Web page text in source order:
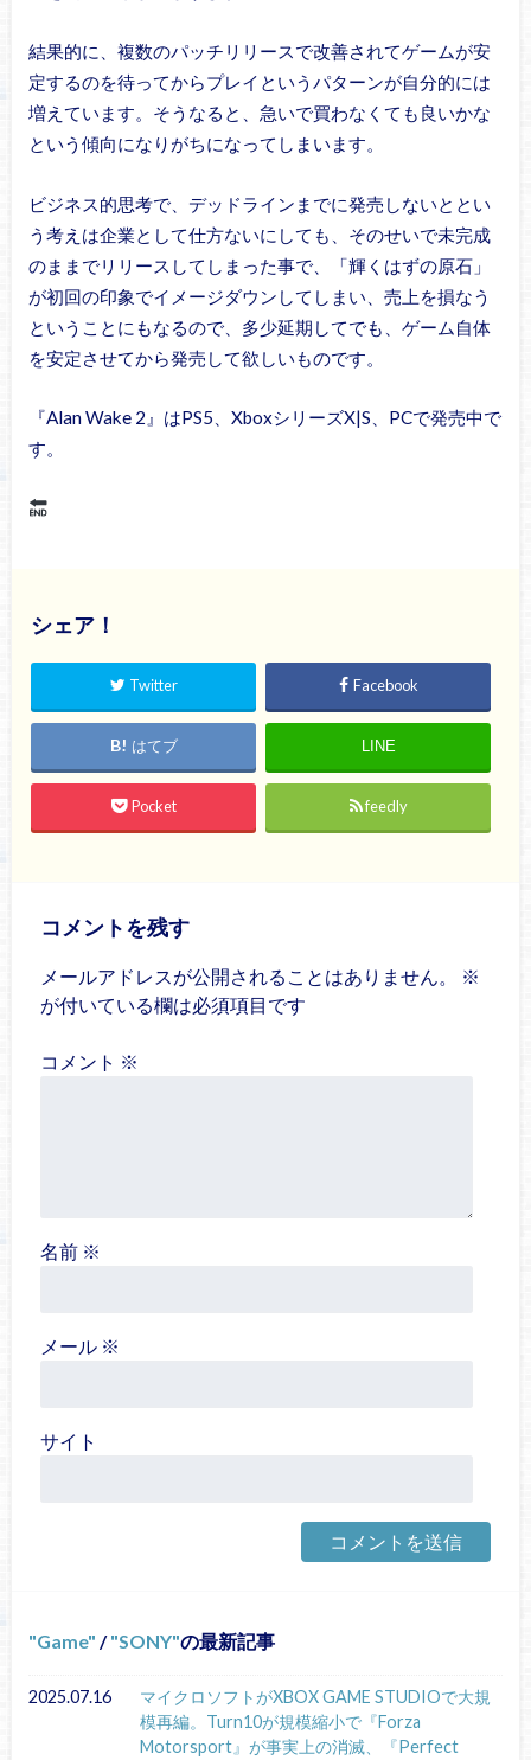
結果的に、複数のパッチリリースで改善されてゲームが安
定するのを待ってからプレイというパターンが自分的には
増えています。そうなると、急いで買わなくても良いかな
という傾向になりがちになってしまいます。
ビジネス的思考で、デッドラインまでに発売しないととい
う考えは企業として仕方ないにしても、そのせいで未完成
のままでリリースしてしまった事で、「輝くはずの原石」
が初回の印象でイメージダウンしてしまい、売上を損なう
ということにもなるので、多少延期してでも、ゲーム自体
を安定させてから発売して欲しいものです。
『Alan Wake 2』はPS5、XboxシリーズX|S、PCで発売中で
す。
シェア！
Twitter Facebook
はてブ LINE
Pocket feedly
コメントを残す
メールアドレスが公開されることはありません。
※
が付いている欄は必須項目です
コメント ※
名前 ※
メール ※
サイト
Game / SONY の最新記事
2025.07.16
マイクロソフトがXBOX GAME STUDIOで大規
模再編。Turn10が規模縮小で『Forza
Motorsport』が事実上の消滅、『Perfect